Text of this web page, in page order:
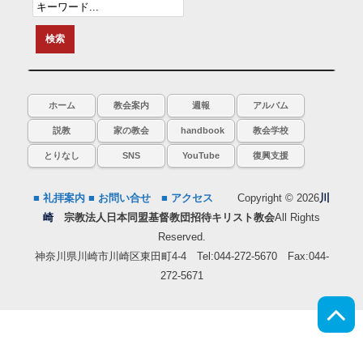
ホーム 教会案内 週報 アルバム
説教 家の教会 handbook 教会学校
とりなし SNS YouTube 復興支援
■ 礼拝案内 ■ お問い合せ ■ アクセス Copyright © 2026川
崎
宗教法人日本同盟基督教団招待キリスト教会All Rights
Reserved.
神奈川県川崎市川崎区東田町4-4 Tel:044-272-5670 Fax:044-
272-5671